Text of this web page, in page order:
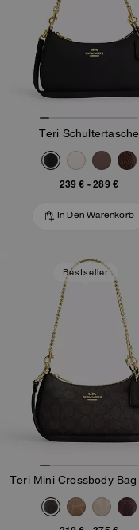
Teri Schultertasche
239 € -289 €
In Den Warenkorb
Bestseller